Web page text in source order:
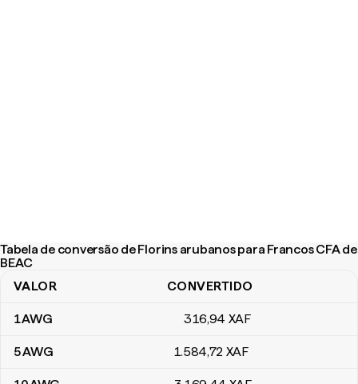
Tabela de conversão de Florins arubanos para Francos CFA de
BEAC
Tabela de conversão de Florins arubanos para Francos CFA de
VALOR CONVERTIDO
1AWG 316,94 XAF
5AWG 1.584,72 XAF